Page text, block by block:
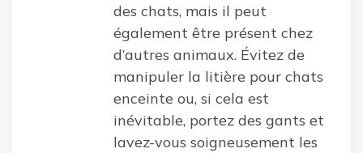
des chats, mais il peut
également être présent chez
d’autres animaux. Évitez de
manipuler la litière pour chats
enceinte ou, si cela est
inévitable, portez des gants et
lavez-vous soigneusement les